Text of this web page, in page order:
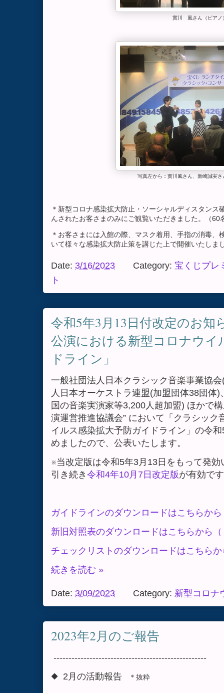
實川 風さん（ピアノ
写真左から：實川風さん、新崎誠実
＊新型コロナ感染拡大防止・ソーシャルディスタン
んされたお客さまのみにご観覧いただきました。（60
＊お客さまには入館の際、マスク着用、手指の消毒
いて様々な感染拡大防止策を講じた上で開催いたしま
Date: 3/16/2023 Category: 宝くじプレ
ト
令和5年3月13日付改定のお知
公演における新型コロナウイ
ドライン」
一般社団法人日本クラシック音楽事業協
人日本オーケストラ連盟(加盟団体38団体
国の音楽実演家等3,200人超加盟) ほかで
演運営推進協議会” において「クラシック
イルス感染拡大予防ガイドライン」の令
めましたので、公表いたします。
※当改定版は令和5年3月13日をもって発
引き続き 令和4年10月7日改定版が有効で
ガイドラインのダウンロードはこちらか
新旧対照表のダウンロードはこちらから
チェックリストのダウンロードはこちら
続きを読む »
Date: 3/09/2023 Category: 新型コロナ
2023年2月のご報告
---------------------------------------------------
◆ 2月の活動報告 ＊抜粋